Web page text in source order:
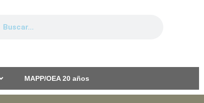
MAPP/OEA 20 años